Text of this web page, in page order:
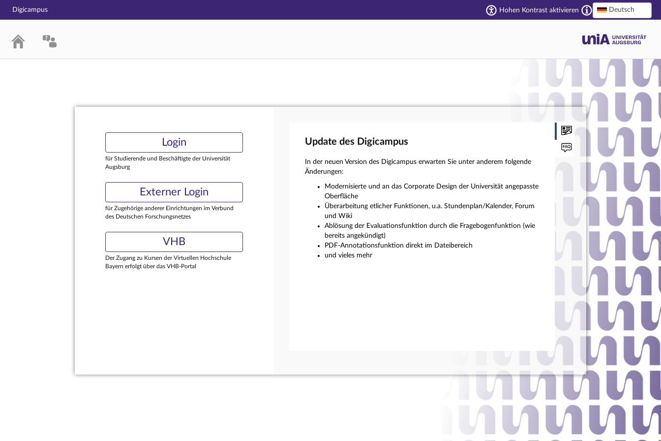
Hauptnavigation
Fußzeile
Digicampus Hohen Kontrast aktivieren Deutsch
Login
für Studierende und Beschäftigte der Universität
Augsburg
Externer Login
für Zugehörige anderer Einrichtungen im Verbund
des Deutschen Forschungsnetzes
VHB
Der Zugang zu Kursen der Virtuellen Hochschule
Bayern erfolgt über das VHB-Portal
Update des Digicampus
In der neuen Version des Digicampus erwarten Sie unter anderem folgende
Änderungen:
Modernisierte und an das Corporate Design der Universität angepasste
Oberfläche
Überarbeitung etlicher Funktionen, u.a. Stundenplan/Kalender, Forum
und Wiki
Ablösung der Evaluationsfunktion durch die Fragebogenfunktion (wie
bereits angekündigt)
PDF-Annotationsfunktion direkt im Dateibereich
und vieles mehr